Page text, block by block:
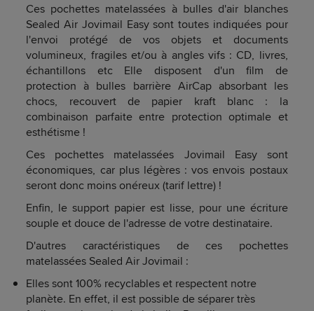
Ces pochettes matelassées à bulles d'air blanches
Sealed Air Jovimail Easy sont toutes indiquées pour
l'envoi protégé de vos objets et documents
volumineux, fragiles et/ou à angles vifs : CD, livres,
échantillons etc Elle disposent d'un film de
protection à bulles barrière AirCap absorbant les
chocs, recouvert de papier kraft blanc : la
combinaison parfaite entre protection optimale et
esthétisme !
Ces pochettes matelassées Jovimail Easy sont
économiques, car plus légères : vos envois postaux
seront donc moins onéreux (tarif lettre) !
Enfin, le support papier est lisse, pour une écriture
souple et douce de l'adresse de votre destinataire.
D'autres caractéristiques de ces pochettes
matelassées Sealed Air Jovimail :
Elles sont 100% recyclables et respectent notre
planète. En effet, il est possible de séparer très